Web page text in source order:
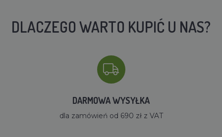
DLACZEGO WARTO KUPIĆ U NAS?
DARMOWA WYSYŁKA
dla zamówień od 690 zł z VAT